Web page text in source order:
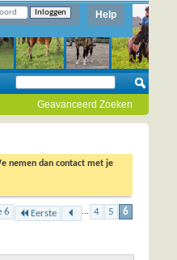
Help
Geavanceerd Zoeken
nemen dan contact met je
6 Eerste ... 4 5 6